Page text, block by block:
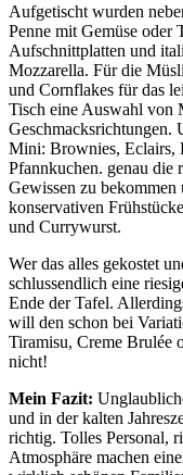
Aufgetischt wurden
Penne mit Gemüse oder
Aufschnittplatten und
Mozzarella. Für die
und Cornflakes für das
Tisch eine Auswahl von
Geschmacksrichtungen.
Mini: Brownies, Eclairs,
Pfannkuchen. genau die
Gewissen zu
konservativen
und Currywurst.
Wer das alles gekostet
schlussendlich eine
Ende der Tafel.
will den schon bei
Tiramisu, Creme Brulée
nicht!
Mein Fazit:
und in der kalten
richtig. Tolles Personal,
Atmosphäre machen